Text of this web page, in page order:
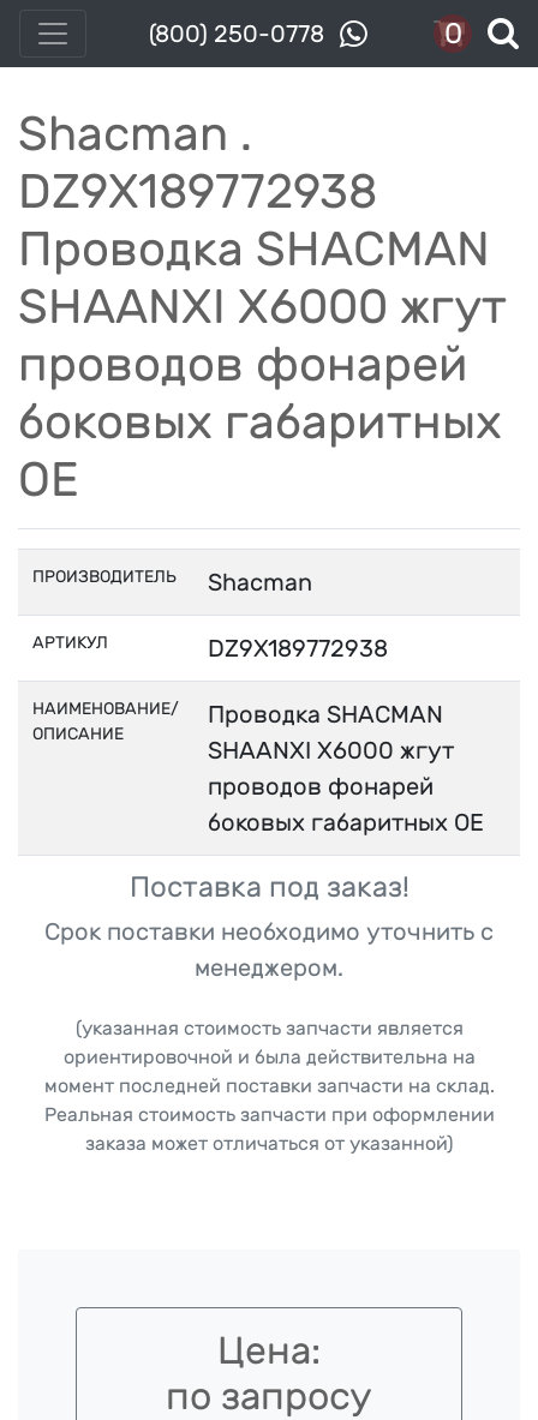
(800) 250-0778 0
Shacman .
DZ9X189772938
Проводка SHACMAN
SHAANXI X6000 жгут
проводов фонарей
боковых габаритных
OE
ПРОИЗВОДИТЕЛЬ Shacman
АРТИКУЛ DZ9X189772938
НАИМЕНОВАНИЕ/
ОПИСАНИЕ
Проводка SHACMAN
SHAANXI X6000 жгут
проводов фонарей
боковых габаритных OE
Поставка под заказ!
Срок поставки необходимо уточнить с
менеджером.
(указанная стоимость запчасти является
ориентировочной и была действительна на
момент последней поставки запчасти на склад.
Реальная стоимость запчасти при оформлении
заказа может отличаться от указанной)
Цена:
по запросу